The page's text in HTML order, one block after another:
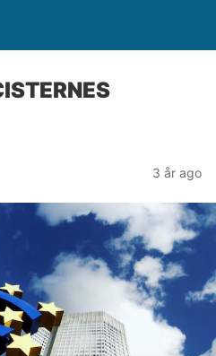
3 år ago